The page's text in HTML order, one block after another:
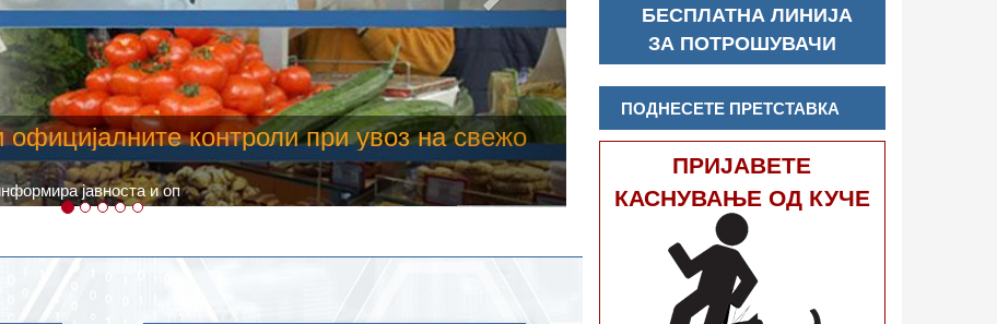
труење со храна, опасни се и за
кое според метеоролозите во одредени региони ќе достигне 40
со храна.
БЕСПЛАТНА ЛИНИЈА
ЗА ПОТРОШУВАЧИ
ПОДНЕСЕТЕ ПРЕТСТАВКА
ПРИЈАВЕТЕ
КАСНУВАЊЕ ОД КУЧЕ